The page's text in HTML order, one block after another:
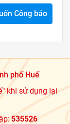
Công báo
phố Huế
khi sử dụng lại
535526